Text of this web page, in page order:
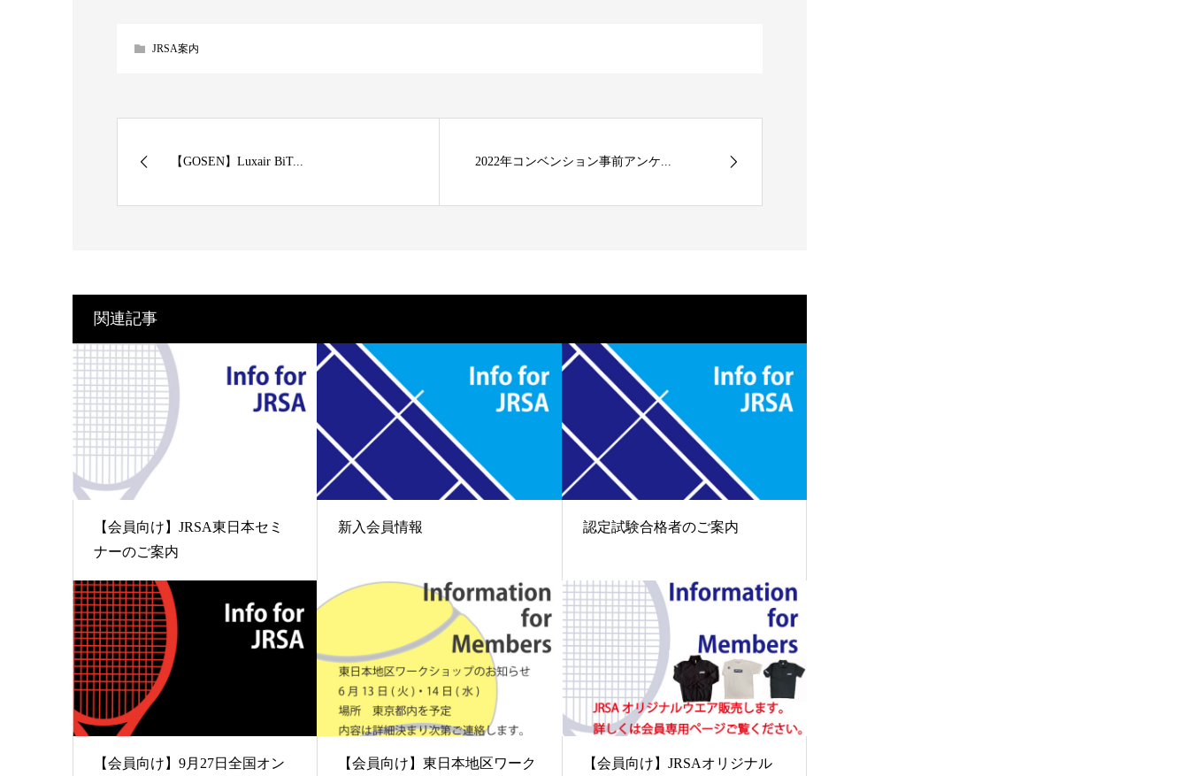
JRSA案内
【GOSEN】Luxair BiT... 2022年コンベンション事前アンケ...
関連記事
【会員向け】JRSA東日本セミ
ナーのご案内
新入会員情報 認定試験合格者のご案内
【会員向け】9月27日全国オン 【会員向け】東日本地区ワーク 【会員向け】JRSAオリジナル